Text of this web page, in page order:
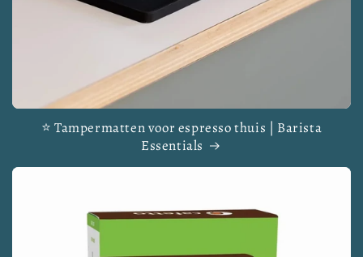
⭐ Tampermatten voor espresso thuis | Barista
Essentials